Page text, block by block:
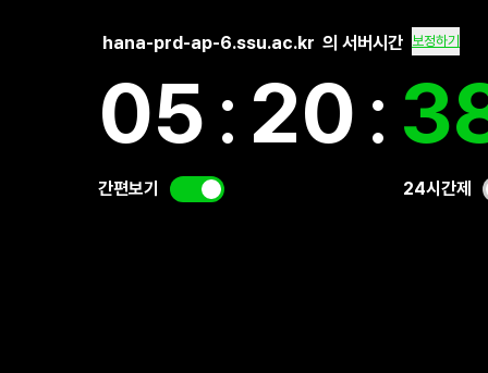
hana-prd-ap-6.ssu.ac.kr 의 서버시간 보정하기
05: 20:
간편보기 24시간제